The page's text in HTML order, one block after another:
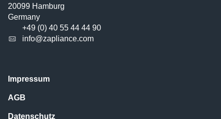
20099 Hamburg
Germany
+49 (0) 40 55 44 44 90
info@zapliance.com
Impressum
AGB
Datenschutz